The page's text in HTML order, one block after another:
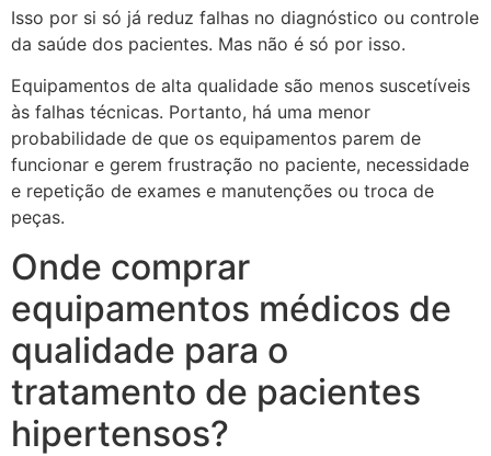
Isso por si só já reduz falhas no diagnóstico ou controle
da saúde dos pacientes. Mas não é só por isso.
Equipamentos de alta qualidade são menos suscetíveis
às falhas técnicas. Portanto, há uma menor
probabilidade de que os equipamentos parem de
funcionar e gerem frustração no paciente, necessidade
e repetição de exames e manutenções ou troca de
peças.
Onde comprar
equipamentos médicos de
qualidade para o
tratamento de pacientes
hipertensos?